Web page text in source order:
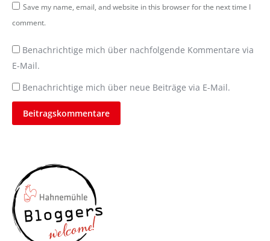
Save my name, email, and website in this browser for the next time I
comment.
Benachrichtige mich über nachfolgende Kommentare via
E-Mail.
Benachrichtige mich über neue Beiträge via E-Mail.
Beitragskommentare